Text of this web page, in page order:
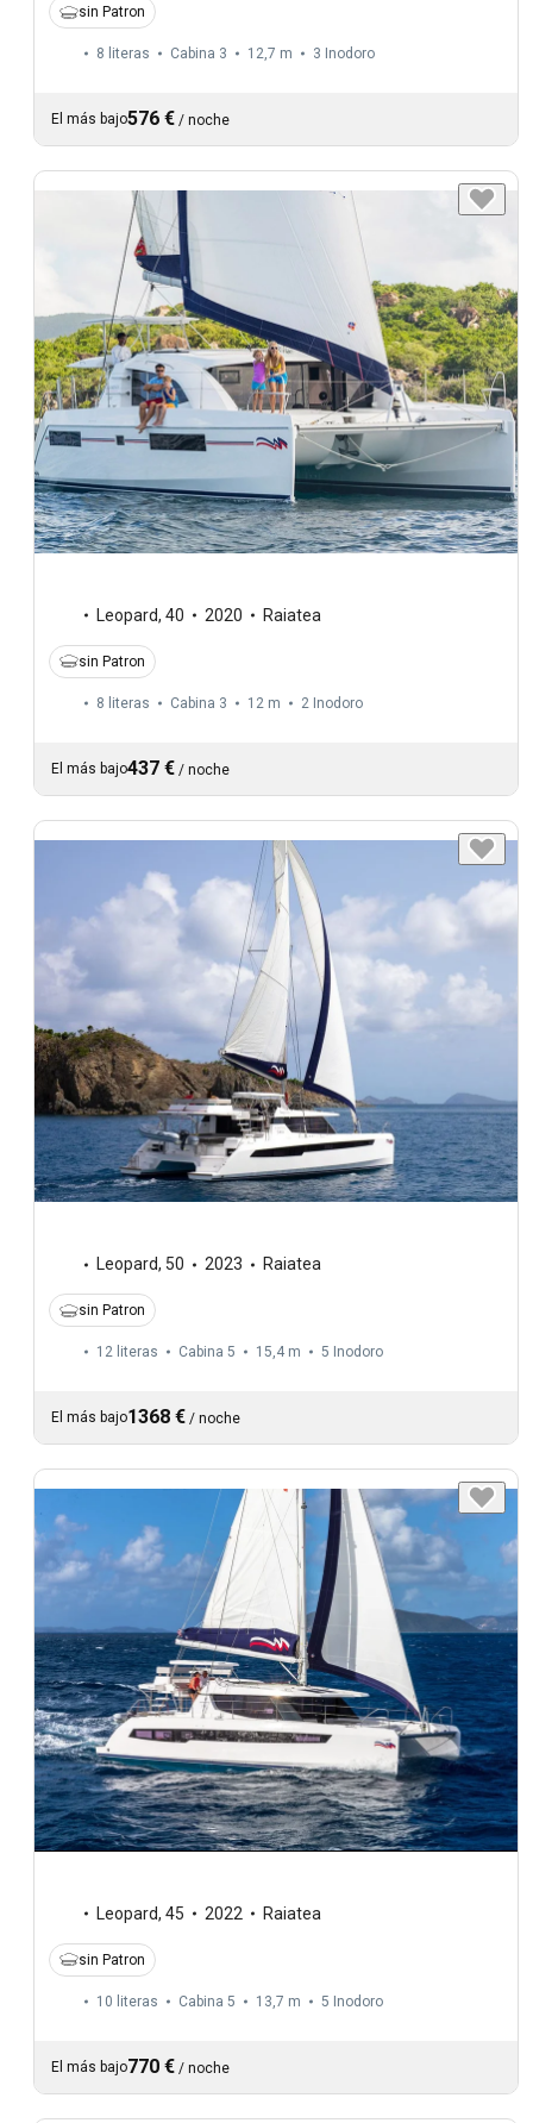
sin Patron
8 literas Cabina 3 12,7 m 3 Inodoro
El más bajo576 € / noche
Leopard, 40 2020 Raiatea
sin Patron
8 literas Cabina 3 12 m 2 Inodoro
El más bajo437 € / noche
Leopard, 50 2023 Raiatea
sin Patron
12 literas Cabina 5 15,4 m 5 Inodoro
El más bajo1368 € / noche
Leopard, 45 2022 Raiatea
sin Patron
10 literas Cabina 5 13,7 m 5 Inodoro
El más bajo770 € / noche